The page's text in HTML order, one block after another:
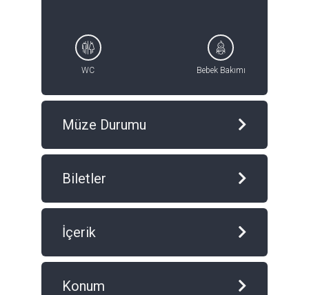
WC Bebek Bakımı
Müze Durumu
Biletler
İçerik
Konum